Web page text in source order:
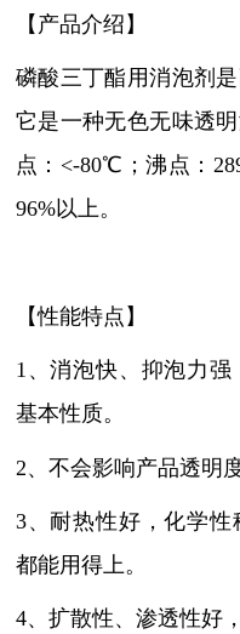
【产品介绍】
磷酸三丁酯用消泡剂
它是一种无色无味透
点： <-80℃；沸点：
96%以上。
【性能特点】
1、消泡快、抑泡力强
基本性质。
2、 不会影响产品透明
3、耐热性好，化学
都能用得上。
4、扩散性、渗透性好